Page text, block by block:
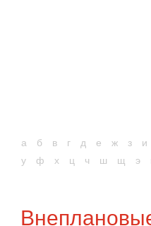
а б в г д е ж з и
у
ф х ц ч ш щ э